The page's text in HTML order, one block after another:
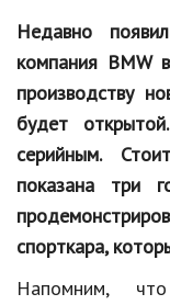
Спорт
Знаменитости
Статьи
Обзоры
Рецепты
Красота и
Недавно
компания BMW
производству
будет
серийным.
показана три
спорткара,
Напомним,